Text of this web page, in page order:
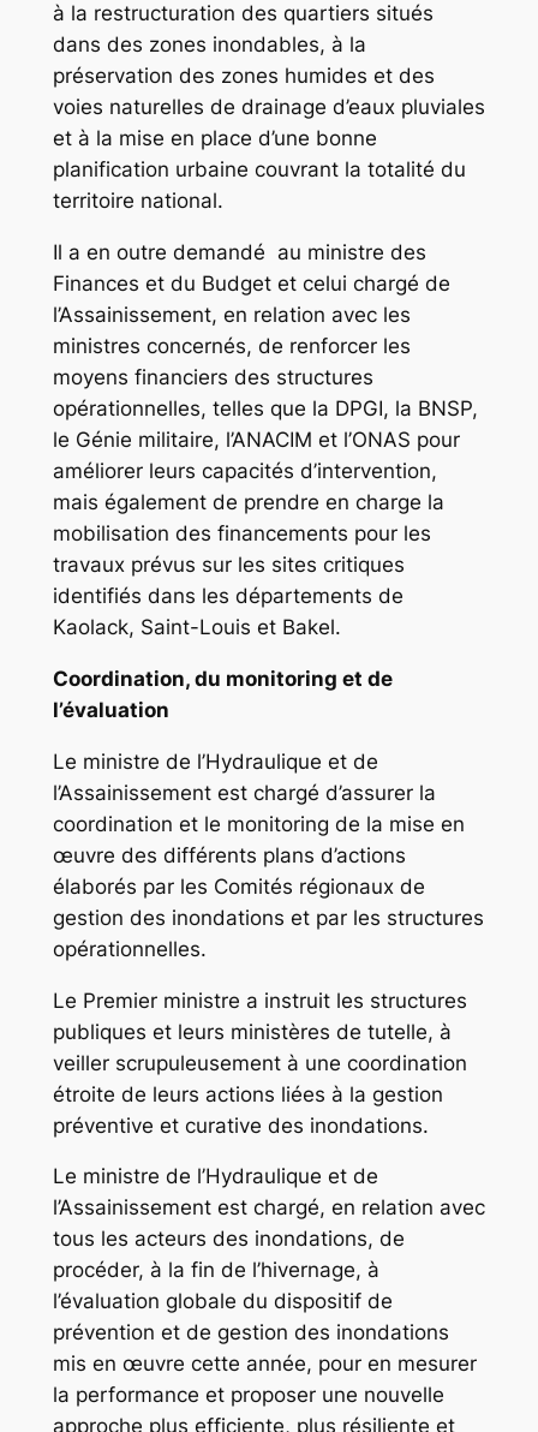
à la restructuration des quartiers situés
dans des zones inondables, à la
préservation des zones humides et des
voies naturelles de drainage d’eaux pluviales
et à la mise en place d’une bonne
planification urbaine couvrant la totalité du
territoire national.
Il a en outre demandé au ministre des
Finances et du Budget et celui chargé de
l’Assainissement, en relation avec les
ministres concernés, de renforcer les
moyens financiers des structures
opérationnelles, telles que la DPGI, la BNSP,
le Génie militaire, l’ANACIM et l’ONAS pour
améliorer leurs capacités d’intervention,
mais également de prendre en charge la
mobilisation des financements pour les
travaux prévus sur les sites critiques
identifiés dans les départements de
Kaolack, Saint-Louis et Bakel.
Coordination, du monitoring et de
l’évaluation
Le ministre de l’Hydraulique et de
l’Assainissement est chargé d’assurer la
coordination et le monitoring de la mise en
œuvre des différents plans d’actions
élaborés par les Comités régionaux de
gestion des inondations et par les structures
opérationnelles.
Le Premier ministre a instruit les structures
publiques et leurs ministères de tutelle, à
veiller scrupuleusement à une coordination
étroite de leurs actions liées à la gestion
préventive et curative des inondations.
Le ministre de l’Hydraulique et de
l’Assainissement est chargé, en relation avec
tous les acteurs des inondations, de
procéder, à la fin de l’hivernage, à
l’évaluation globale du dispositif de
prévention et de gestion des inondations
mis en œuvre cette année, pour en mesurer
la performance et proposer une nouvelle
approche plus efficiente, plus résiliente et